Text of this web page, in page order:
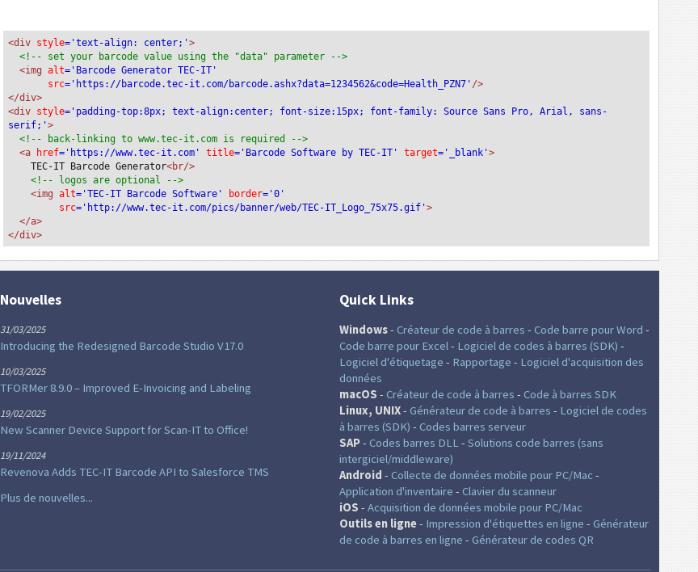
<div style='text-align: center;'>
<!-- set your barcode value using the "data" parameter -->
<img alt='Barcode Generator TEC-IT'
src='https://barcode.tec-it.com/barcode.ashx?data=1234562&code=Health_PZN7' />
</div>
<div style='padding-top:8px; text-align:center; font-size:15px; font-family: Source Sans Pro, Arial, sans-
serif;'>
<!-- back-linking to www.tec-it.com is required -->
<a
href='https://www.tec-it.com' title='Barcode Software by TEC-IT' target='_blank'>
TEC-IT Barcode Generator<br/>
<!-- logos are optional -->
<img alt='TEC-IT Barcode Software' border='0'
src='http://www.tec-it.com/pics/banner/web/TEC-IT_Logo_75x75.gif'>
</a>
</div>
Nouvelles
31/03/2025
Introducing the Redesigned Barcode Studio V17.0
10/03/2025
TFORMer 8.9.0 – Improved E-Invoicing and Labeling
19/02/2025
New Scanner Device Support for Scan-IT to Office!
19/11/2024
Revenova Adds TEC-IT Barcode API to Salesforce TMS
Plus de nouvelles...
Quick Links
Windows- Créateur de code à barres - Code barre pour Word -
Code barre pour Excel- Logiciel de codes à barres (SDK) -
Logiciel d'étiquetage - Rapportage - Logiciel d'acquisition des
données
macOS - Créateur de code à barres - Code à barres SDK
Linux, UNIX- Générateur de code à barres - Logiciel de codes
à barres (SDK) - Codes barres serveur
SAP- Codes barres DLL- Solutions code barres (sans
intergiciel/middleware)
Android - Collecte de données mobile pour PC/Mac -
Application d'inventaire - Clavier du scanneur
iOS - Acquisition de données mobile pour PC/Mac
Outils en ligne- Impression d'étiquettes en ligne - Générateur
de code à barres en ligne - Générateur de codes QR